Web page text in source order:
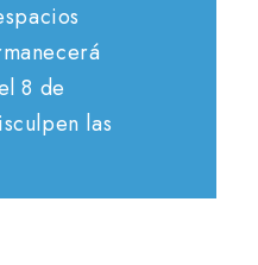
8 de
las